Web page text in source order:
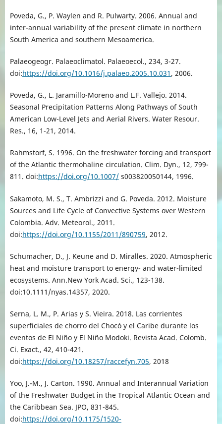
Poveda, G., P. Waylen and R. Pulwarty. 2006. Annual and
inter-annual variability of the present climate in northern
South America and southern Mesoamerica.
Palaeogeogr. Palaeoclimatol. Palaeoecol., 234, 3-27.
doi:https://doi.org/10.1016/j.palaeo.2005.10.031 , 2006.
Poveda, G., L. Jaramillo-Moreno and L.F. Vallejo. 2014.
Seasonal Precipitation Patterns Along Pathways of South
American Low-Level Jets and Aerial Rivers. Water Resour.
Res., 16, 1-21, 2014.
Rahmstorf, S. 1996. On the freshwater forcing and transport
of the Atlantic thermohaline circulation. Clim. Dyn., 12, 799-
811. doi:https://doi.org/10.1007/s003820050144, 1996.
Sakamoto, M. S., T. Ambrizzi and G. Poveda. 2012. Moisture
Sources and Life Cycle of Convective Systems over Western
Colombia. Adv. Meteorol., 2011.
doi:https://doi.org/10.1155/2011/890759, 2012.
Schumacher, D., J. Keune and D. Miralles. 2020. Atmospheric
heat and moisture transport to energy- and water-limited
ecosystems. Ann.New York Acad. Sci., 123-138.
doi:10.1111/nyas.14357, 2020.
Serna, L. M., P. Arias y S. Vieira. 2018. Las corrientes
superficiales de chorro del Chocó y el Caribe durante los
eventos de El Niño y El Niño Modoki. Revista Acad. Colomb.
Ci. Exact., 42, 410-421.
doi:https://doi.org/10.18257/raccefyn.705, 2018
Yoo, J.-M., J. Carton. 1990. Annual and Interannual Variation
of the Freshwater Budget in the Tropical Atlantic Ocean and
the Caribbean Sea. JPO, 831-845.
doi:https://doi.org/10.1175/1520-